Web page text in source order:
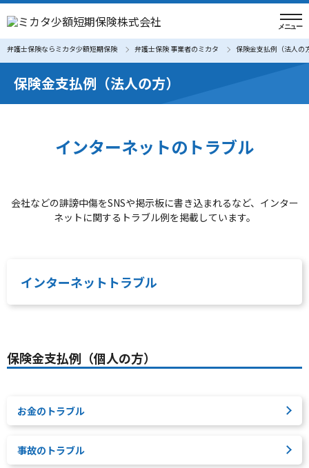
弁護士保険ならミカタ少額短期保険 弁護士保険 事業者のミカタ 保険金支払例（法人の
保険金支払例（法人の方）
インターネットのトラブル
会社などの誹謗中傷をSNSや掲示板に書き込まれるなど、インター
ネットに関するトラブル例を掲載しています。
インターネットトラブル
保険金支払例（個人の方）
お金のトラブル
事故のトラブル